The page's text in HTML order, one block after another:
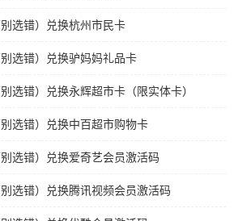
选错）兑换杭州市民卡
选错）兑换驴妈妈礼品卡
选错）兑换永辉超市卡（限实体卡）
选错）兑换中百超市购物卡
选错）兑换爱奇艺会员激活码
选错）兑换腾讯视频会员激活码